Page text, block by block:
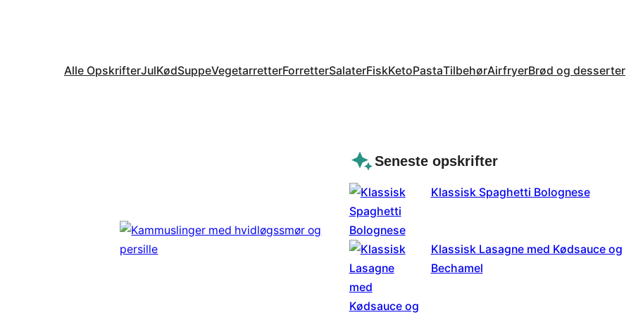
Alle OpskrifterJulKødSuppeVegetarretterForretterSalaterFiskKetoPastaTilbehørAirfryerBrød og desserter
Seneste opskrifter
Klassisk Spaghetti Bolognese
Klassisk Lasagne med Kødsauce og
Bechamel